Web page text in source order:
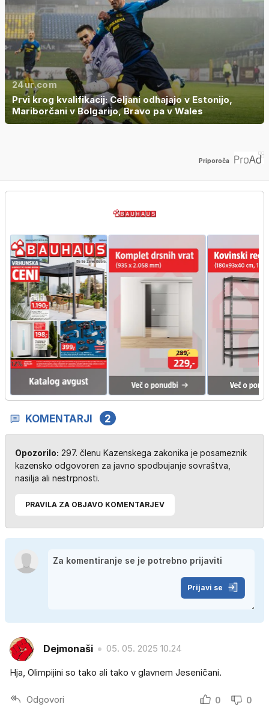
24ur.com
Prvi krog kvalifikacij: Celjani odhajajo v Estonijo,
Mariborčani v Bolgarijo, Bravo pa v Wales
Priporoča
KOMENTARJI 2
Opozorilo: 297. členu Kazenskega zakonika je posameznik
kazensko odgovoren za javno spodbujanje sovraštva,
nasilja ali nestrpnosti.
PRAVILA ZA OBJAVO KOMENTARJEV
Prijavi se
Dejmonaši 05. 05. 2025 10.24
Hja, Olimpijini so tako ali tako v glavnem Jeseničani.
Odgovori 0 0